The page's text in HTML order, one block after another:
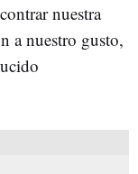
nuestra
a nuestro gusto,